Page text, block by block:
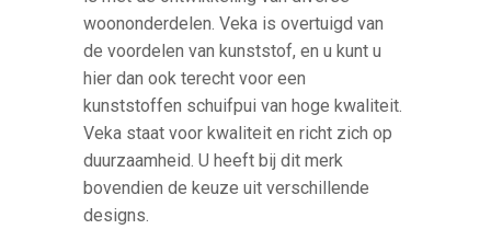
woononderdelen. Veka is overtuigd van
de voordelen van kunststof, en u kunt u
hier dan ook terecht voor een
kunststoffen schuifpui van hoge kwaliteit.
Veka staat voor kwaliteit en richt zich op
duurzaamheid. U heeft bij dit merk
bovendien de keuze uit verschillende
designs.